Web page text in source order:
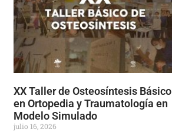
XX Taller de Osteosíntesis Básico
en Ortopedia y Traumatología en
Modelo Simulado
julio 16, 2026